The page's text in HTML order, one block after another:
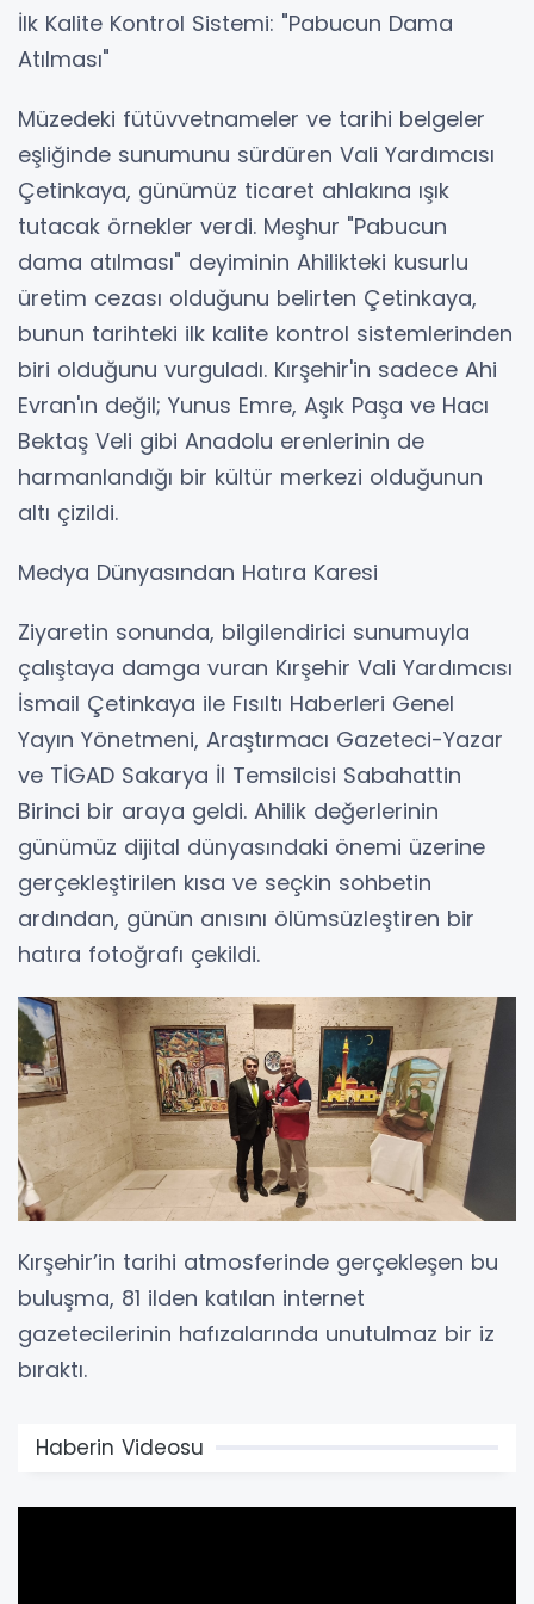
​İlk Kalite Kontrol Sistemi: "Pabucun Dama
Atılması"
​Müzedeki fütüvvetnameler ve tarihi belgeler
eşliğinde sunumunu sürdüren Vali Yardımcısı
Çetinkaya, günümüz ticaret ahlakına ışık
tutacak örnekler verdi. Meşhur "Pabucun
dama atılması" deyiminin Ahilikteki kusurlu
üretim cezası olduğunu belirten Çetinkaya,
bunun tarihteki ilk kalite kontrol sistemlerinden
biri olduğunu vurguladı. Kırşehir'in sadece Ahi
Evran'ın değil; Yunus Emre, Aşık Paşa ve Hacı
Bektaş Veli gibi Anadolu erenlerinin de
harmanlandığı bir kültür merkezi olduğunun
altı çizildi.
​Medya Dünyasından Hatıra Karesi
​Ziyaretin sonunda, bilgilendirici sunumuyla
çalıştaya damga vuran Kırşehir Vali Yardımcısı
İsmail Çetinkaya ile Fısıltı Haberleri Genel
Yayın Yönetmeni, Araştırmacı Gazeteci-Yazar
ve TİGAD Sakarya İl Temsilcisi Sabahattin
Birinci bir araya geldi. Ahilik değerlerinin
günümüz dijital dünyasındaki önemi üzerine
gerçekleştirilen kısa ve seçkin sohbetin
ardından, günün anısını ölümsüzleştiren bir
hatıra fotoğrafı çekildi.
​Kırşehir’in tarihi atmosferinde gerçekleşen bu
buluşma, 81 ilden katılan internet
gazetecilerinin hafızalarında unutulmaz bir iz
bıraktı.
Haberin Videosu